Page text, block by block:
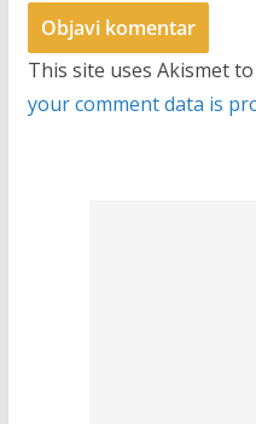
This site uses Akismet
your comment data is